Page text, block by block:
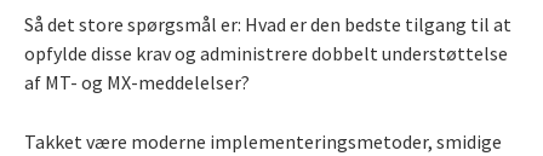
Så det store spørgsmål er: Hvad er den bedste tilgang til at
opfylde disse krav og administrere dobbelt understøttelse
af MT- og MX-meddelelser?
Takket være moderne implementeringsmetoder, smidige